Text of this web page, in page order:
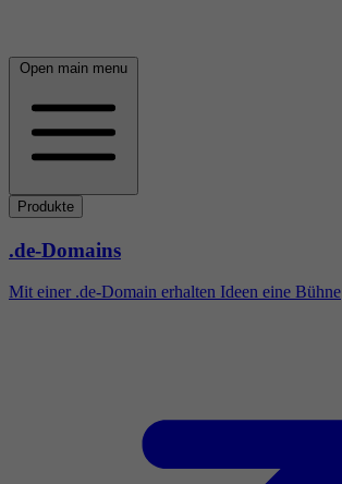
Open main menu
Produkte
.de-Domains
Mit einer .de-Domain erhalten Ideen eine Bühne